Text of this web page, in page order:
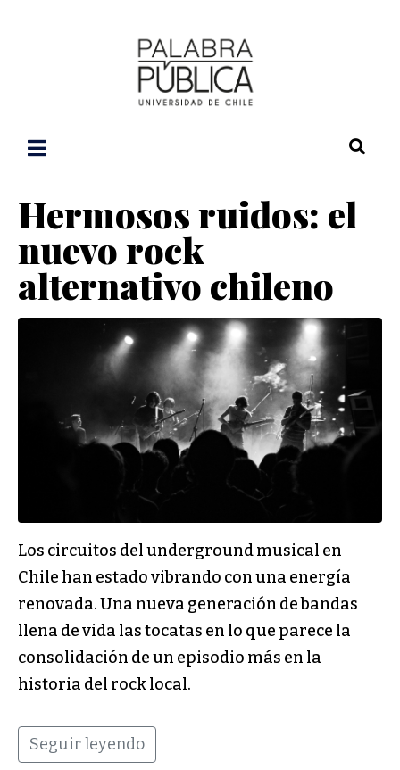
Hermosos ruidos: el
nuevo rock
alternativo chileno
Los circuitos del underground musical en
Chile han estado vibrando con una energía
renovada. Una nueva generación de bandas
llena de vida las tocatas en lo que parece la
consolidación de un episodio más en la
historia del rock local.
Seguir leyendo